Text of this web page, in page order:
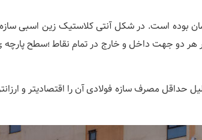
بوده است. در شکل آنتی کلاستیک زین اسبی
دو جهت داخل و خارج در تمام نقاط ؛سطح پارچه ی
حداقل مصرف سازه فولادی آن را اقتصادیتر و